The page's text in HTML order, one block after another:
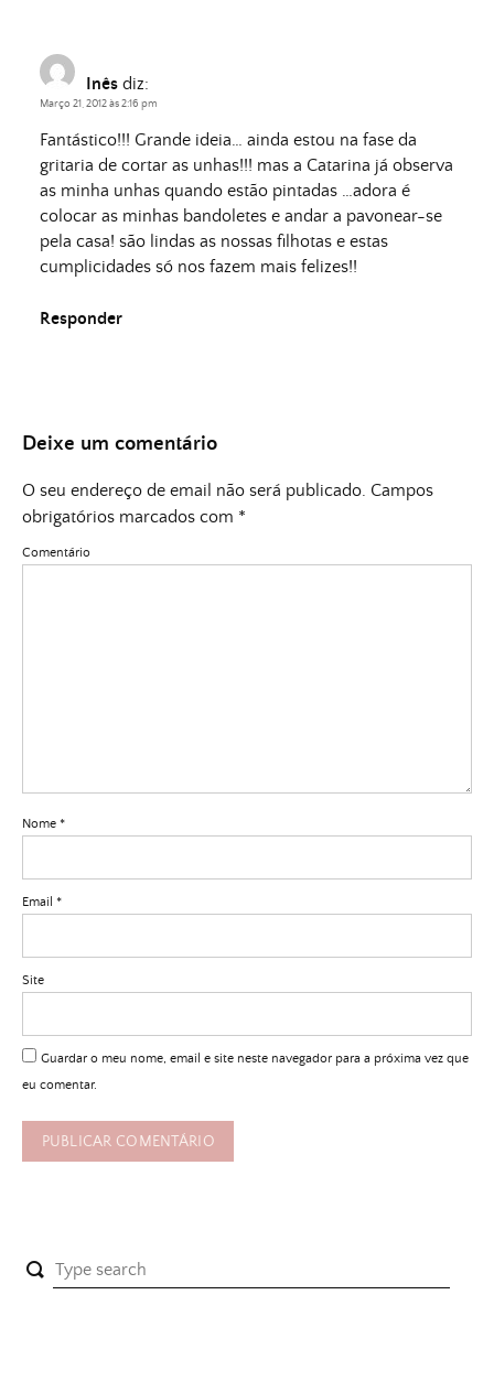
Inês diz:
Março 21, 2012 às 2:16 pm
Fantástico!!! Grande ideia… ainda estou na fase da
gritaria de cortar as unhas!!! mas a Catarina já observa
as minha unhas quando estão pintadas …adora é
colocar as minhas bandoletes e andar a pavonear-se
pela casa! são lindas as nossas filhotas e estas
cumplicidades só nos fazem mais felizes!!
Responder
Deixe um comentário
O seu endereço de email não será publicado. Campos
obrigatórios marcados com *
Comentário
Nome *
Email *
Site
Guardar o meu nome, email e site neste navegador para a próxima vez que
eu comentar.